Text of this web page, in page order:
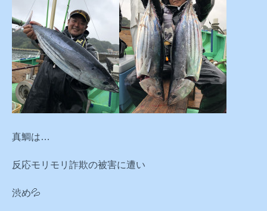
真鯛は…
反応モリモリ詐欺の被害に遭い
渋め💦